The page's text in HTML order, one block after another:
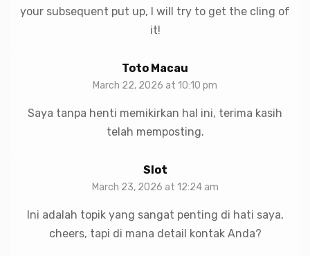
your subsequent put up, I will try to get the cling of
it!
Toto Macau
March 22, 2026 at 10:10 pm
Saya tanpa henti memikirkan hal ini, terima kasih
telah memposting.
Slot
March 23, 2026 at 12:24 am
Ini adalah topik yang sangat penting di hati saya,
cheers, tapi di mana detail kontak Anda?